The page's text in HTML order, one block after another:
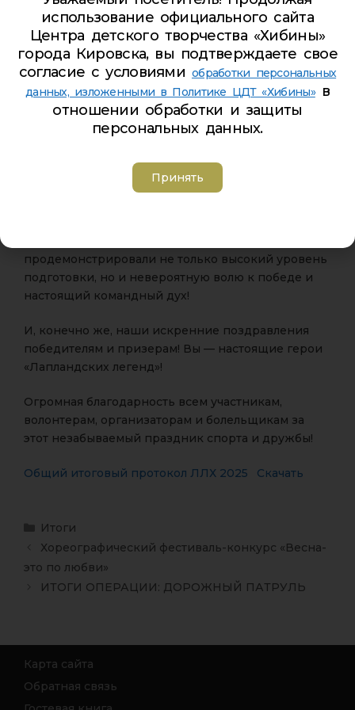
испытаниях, проверив свои силы и знания в:
• Ориентировании в лабиринте — нашли верный
путь даже самые запутанные!
• Обустройстве бивака — быстро, надежно и по
всем правилам!
целеустремленные!
продемонстрировали не только высокий уровень
подготовки, но и невероятную волю к победе и
настоящий командный дух!
И, конечно же, наши искренние поздравления
победителям и призерам! Вы — настоящие герои
«Лапландских легенд»!
Огромная благодарность всем участникам,
волонтерам, организаторам и болельщикам за
этот незабываемый праздник спорта и дружбы!
Общий итоговый протокол ЛЛХ 2025 Скачать
Итоги
Хореографический фестиваль-конкурс «Весна-
это по любви»
ИТОГИ ОПЕРАЦИИ: ДОРОЖНЫЙ ПАТРУЛЬ
Карта сайта
Обратная связь
использование официального сайта
Центра детского творчества «Хибины»
города Кировска, вы подтверждаете свое
согласие с условиями обработки персональных
данных, изложенными в Политике ЦДТ «Хибины»в
отношении обработки и защиты
персональных данных.
Принять